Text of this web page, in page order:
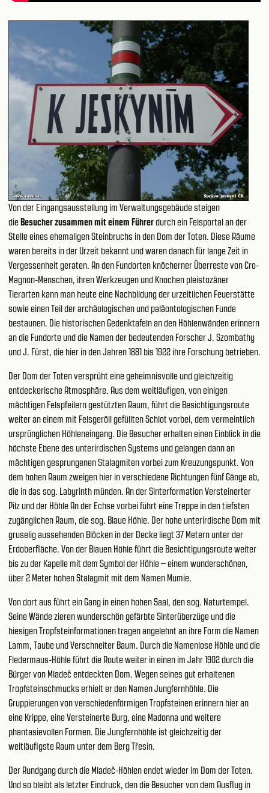
Von der Eingangsausstellung im Verwaltungsgebäude steigen
dieBesucher zusammen mit einem Führerdurch ein Felsportal an der
Stelle eines ehemaligen Steinbruchs in den Dom der Toten. Diese Räume
waren bereits in der Urzeit bekannt und waren danach für lange Zeit in
Vergessenheit geraten. An den Fundorten knöcherner Überreste von Cro-
Magnon-Menschen, ihren Werkzeugen und Knochen pleistozäner
Tierarten kann man heute eine Nachbildung der urzeitlichen Feuerstätte
sowie einen Teil der archäologischen und paläontologischen Funde
bestaunen. Die historischen Gedenktafeln an den Höhlenwänden erinnern
an die Fundorte und die Namen der bedeutenden Forscher J. Szombathy
und J. Fürst, die hier in den Jahren 1881 bis 1922 ihre Forschung betrieben.
Der Dom der Toten versprüht eine geheimnisvolle und gleichzeitig
entdeckerische Atmosphäre. Aus dem weitläufigen, von einigen
mächtigen Felspfeilern gestützten Raum, führt die Besichtigungsroute
weiter an einem mit Felsgeröll gefüllten Schlot vorbei, dem vermeintlich
ursprünglichen Höhleneingang. Die Besucher erhalten einen Einblick in die
höchste Ebene des unterirdischen Systems und gelangen dann an
mächtigen gesprungenen Stalagmiten vorbei zum Kreuzungspunkt. Von
dem hohen Raum zweigen hier in verschiedene Richtungen fünf Gänge ab,
die in das sog. Labyrinth münden. An der Sinterformation Versteinerter
Pilz und der Höhle An der Echse vorbei führt eine Treppe in den tiefsten
zugänglichen Raum, die sog. Blaue Höhle. Der hohe unterirdische Dom mit
gruselig aussehenden Blöcken in der Decke liegt 37 Metern unter der
Erdoberfläche. Von der Blauen Höhle führt die Besichtigungsroute weiter
bis zu der Kapelle mit dem Symbol der Höhle – einem wunderschönen,
über 2 Meter hohen Stalagmit mit dem Namen Mumie.
Von dort aus führt ein Gang in einen hohen Saal, den sog. Naturtempel.
Seine Wände zieren wunderschön gefärbte Sinterüberzüge und die
hiesigen Tropfsteinformationen tragen angelehnt an ihre Form die Namen
Lamm, Taube und Verschneiter Baum. Durch die Namenlose Höhle und die
Fledermaus-Höhle führt die Route weiter in einen im Jahr 1902 durch die
Bürger von Mladeč entdeckten Dom. Wegen seines gut erhaltenen
Tropfsteinschmucks erhielt er den Namen Jungfernhöhle. Die
Gruppierungen von verschiedenförmigen Tropfsteinen erinnern hier an
eine Krippe, eine Versteinerte Burg, eine Madonna und weitere
phantasievollen Formen. Die Jungfernhöhle ist gleichzeitig der
weitläufigste Raum unter dem Berg Třesín.
Der Rundgang durch die Mladeč-Höhlen endet wieder im Dom der Toten.
Und so bleibt als letzter Eindruck, den die Besucher von dem Ausflug in